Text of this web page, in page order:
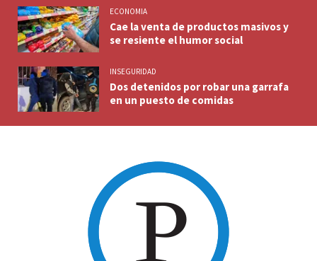
ECONOMIA
Cae la venta de productos masivos y
se resiente el humor social
INSEGURIDAD
Dos detenidos por robar una garrafa
en un puesto de comidas